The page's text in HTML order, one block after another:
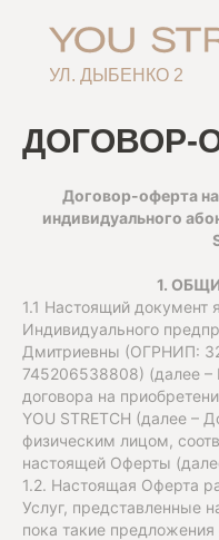
УЛ. ДЫБЕНКО 2
ДОГОВОР-
Договор-оферта
индивидуального
1.
1.1 Настоящий документ
Индивидуального
Дмитриевны (ОГРНИП:
745206538808) (далее –
договора на
YOU STRETCH (далее –
физическим лицом,
настоящей Оферты
1.2. Настоящая Оферта
Услуг, представленные
пока такие